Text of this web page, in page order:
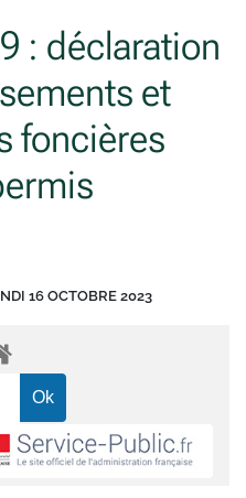
: déclaration
et
foncières
16 OCTOBRE 2023